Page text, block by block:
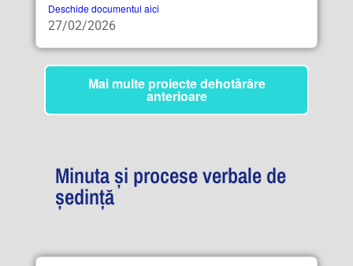
Deschide documentul aici
27/02/2026
Mai multe proiecte dehotărâre
anterioare
Minuta și procese verbale de
ședință